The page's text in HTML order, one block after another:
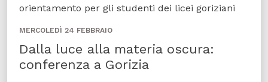
orientamento per gli studenti dei licei goriziani
MERCOLEDÌ 24 FEBBRAIO
Dalla luce alla materia oscura:
conferenza a Gorizia